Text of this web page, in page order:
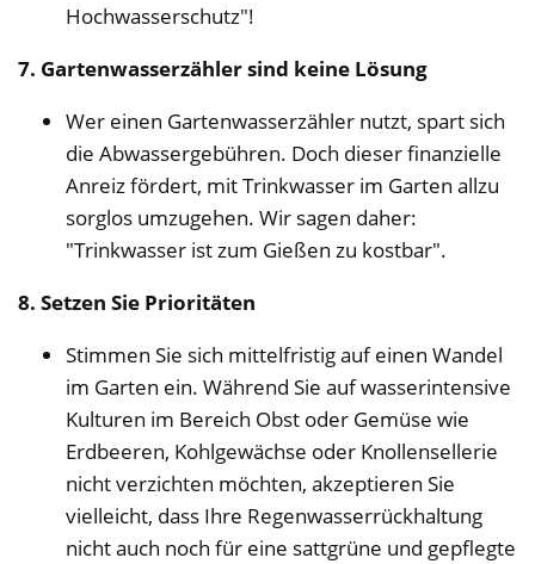
Hochwasserschutz"!
7. Gartenwasserzähler sind keine Lösung
Wer einen Gartenwasserzähler nutzt, spart sich
die Abwassergebühren. Doch dieser finanzielle
Anreiz fördert, mit Trinkwasser im Garten allzu
sorglos umzugehen. Wir sagen daher:
"Trinkwasser ist zum Gießen zu kostbar".
8. Setzen Sie Prioritäten
Stimmen Sie sich mittelfristig auf einen Wandel
im Garten ein. Während Sie auf wasserintensive
Kulturen im Bereich Obst oder Gemüse wie
Erdbeeren, Kohlgewächse oder Knollensellerie
nicht verzichten möchten, akzeptieren Sie
vielleicht, dass Ihre Regenwasserrückhaltung
nicht auch noch für eine sattgrüne und gepflegte